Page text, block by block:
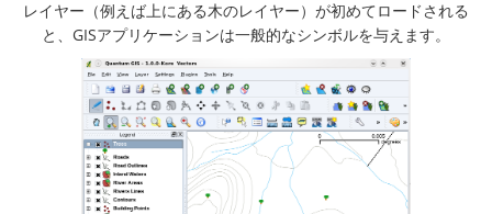
レイヤー（例えば上にある木のレイヤー）が初めてロードされる
と、GISアプリケーションは一般的なシンボルを与えます。